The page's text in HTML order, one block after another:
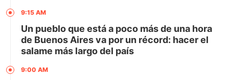
9:15 AM
Un pueblo que está a poco más de una hora
de Buenos Aires va por un récord: hacer el
salame más largo del país
9:00 AM